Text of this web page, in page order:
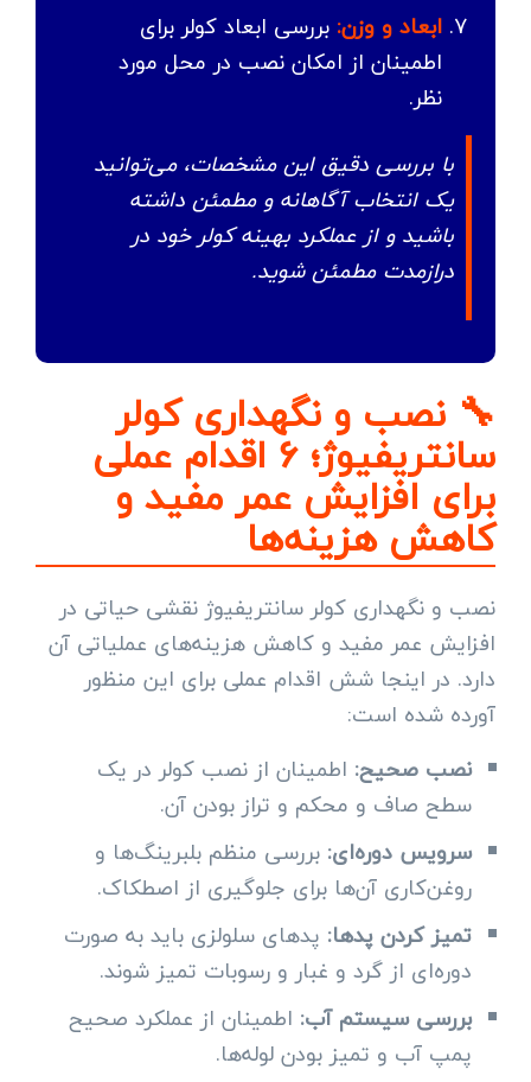
ابعاد و وزن: بررسی ابعاد کولر برای
اطمینان از امکان نصب در محل مورد
نظر.
با بررسی دقیق این مشخصات، می‌توانید
یک انتخاب آگاهانه و مطمئن داشته
باشید و از عملکرد بهینه کولر خود در
درازمدت مطمئن شوید.
🔧 نصب و نگهداری کولر
سانتریفیوژ؛ ۶ اقدام عملی
برای افزایش عمر مفید و
کاهش هزینه‌ها
نصب و نگهداری کولر سانتریفیوژ نقشی حیاتی در
افزایش عمر مفید و کاهش هزینه‌های عملیاتی آن
دارد. در اینجا شش اقدام عملی برای این منظور
آورده شده است:
نصب صحیح: اطمینان از نصب کولر در یک
سطح صاف و محکم و تراز بودن آن.
سرویس دوره‌ای: بررسی منظم بلبرینگ‌ها و
روغن‌کاری آن‌ها برای جلوگیری از اصطکاک.
تمیز کردن پدها: پدهای سلولزی باید به صورت
دوره‌ای از گرد و غبار و رسوبات تمیز شوند.
بررسی سیستم آب: اطمینان از عملکرد صحیح
پمپ آب و تمیز بودن لوله‌ها.